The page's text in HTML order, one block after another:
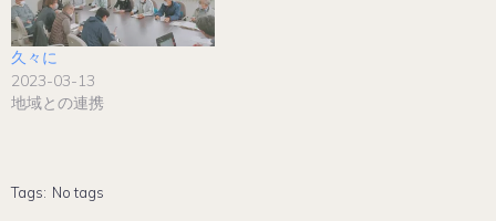
久々に
2023-03-13
地域との連携
Tags: No tags